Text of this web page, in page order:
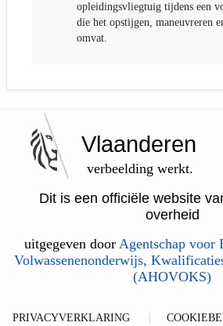
opleidingsvliegtuig tijdens een
die het opstijgen, maneuvreren
omvat.
Vlaanderen
verbeelding werkt.
Dit is een officiële website
overheid
uitgegeven door Agentschap voor
Volwassenenonderwijs,
(AHOVOKS)
PRIVACYVERKLARING